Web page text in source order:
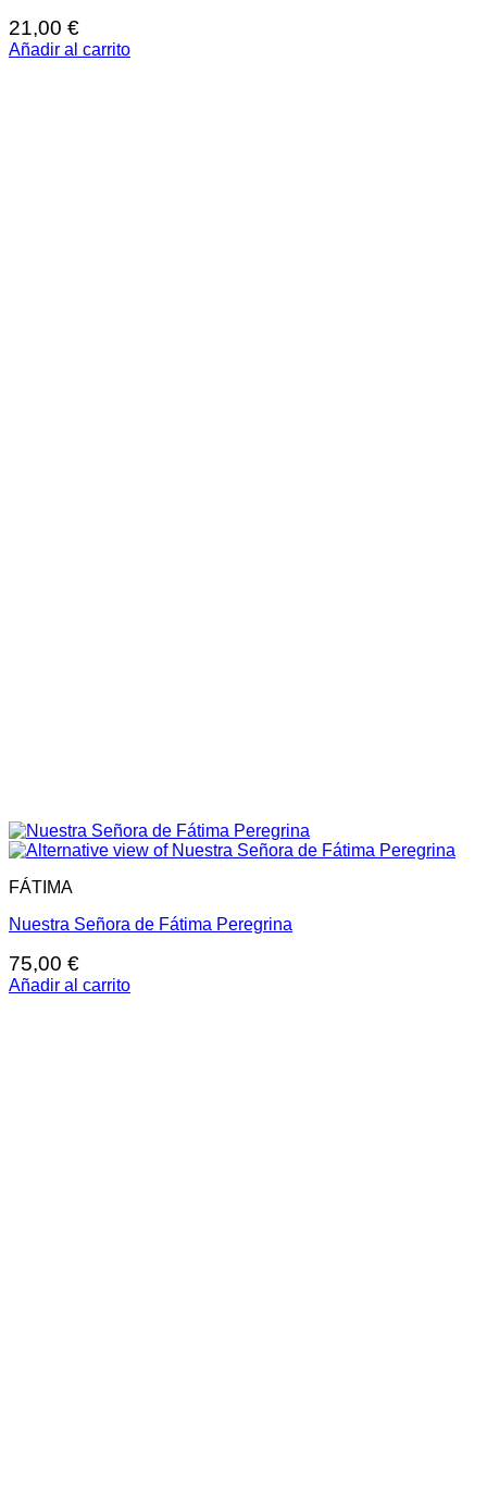
21,00 €
Añadir al carrito
FÁTIMA
Nuestra Señora de Fátima Peregrina
75,00 €
Añadir al carrito